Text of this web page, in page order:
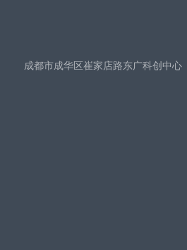
成都市成华区崔家店路东广科创中心